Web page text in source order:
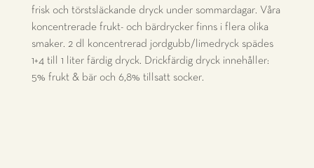
frisk och törstsläckande dryck under sommardagar. Våra
koncentrerade frukt- och bärdrycker finns i flera olika
smaker. 2 dl koncentrerad jordgubb/limedryck spädes
1+4 till 1 liter färdig dryck. Drickfärdig dryck innehåller:
5% frukt & bär och 6,8% tillsatt socker.